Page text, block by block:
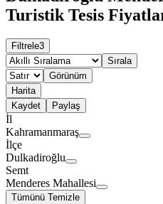
Turistik Tesis
Filtrele3
Sırala
Görünüm
Harita
Kaydet
Paylaş
İl
Kahramanmaraş
İlçe
Dulkadiroğlu
Semt
Menderes Mahallesi
Tümünü Temizle